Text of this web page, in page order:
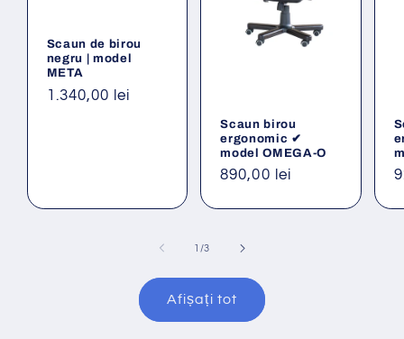
Scaun de birou
negru | model
META
Preț
1.340,00 lei
Scaun birou
ergonomic ✔
model OMEGA-O
Preț
890,00 lei
1 /din
3
Afișați tot